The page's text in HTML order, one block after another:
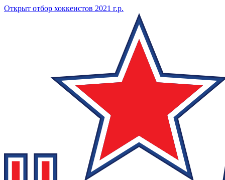
Открыт отбор хоккеистов 2021 г.р.